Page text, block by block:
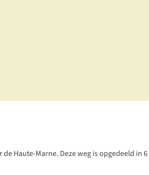
Haute-Marne. Deze weg is opgedeeld